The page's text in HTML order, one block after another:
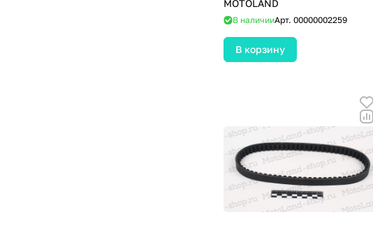
MOTOLAND
В наличииАрт. 00000002259
В корзину